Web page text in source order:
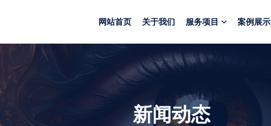
网站首页 关于我们 服务项目 案例展示
新闻动态